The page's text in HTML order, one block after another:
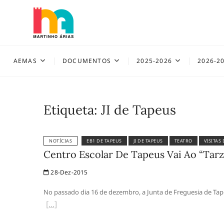
AEMAS DOCUMENTOS 2025-2026 2026-
Etiqueta: JI de Tapeus
NOTÍCIAS EB1 DE TAPEUS JI DE TAPEUS TEATRO VISITAS
Centro Escolar De Tapeus Vai Ao
28-Dez-2015
No passado dia 16 de dezembro, a Junta de Freguesia de